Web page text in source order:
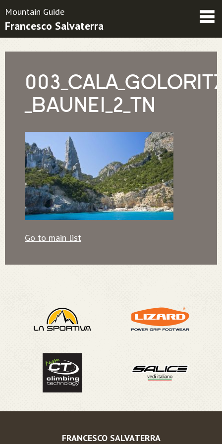
Friends
Mountain Guide
Francesco Salvaterra
_BAUNEI_2_TN
Go to main list
FRANCESCO SALVATERRA